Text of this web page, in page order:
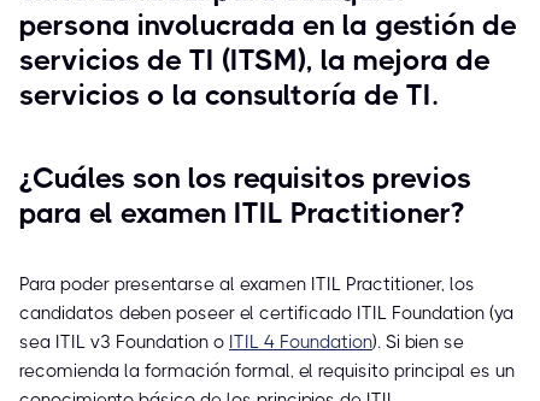
persona involucrada en la gestión de
servicios de TI (ITSM), la mejora de
servicios o la consultoría de TI.
¿Cuáles son los requisitos previos
para el examen ITIL Practitioner?
Para poder presentarse al examen ITIL Practitioner, los
candidatos deben poseer el certificado ITIL Foundation (ya
sea ITIL v3 Foundation o ITIL 4 Foundation). Si bien se
recomienda la formación formal, el requisito principal es un